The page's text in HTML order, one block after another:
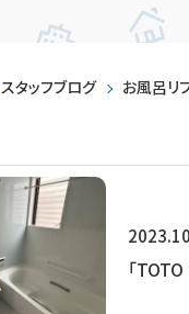
スタッフブログ お風呂リ
「